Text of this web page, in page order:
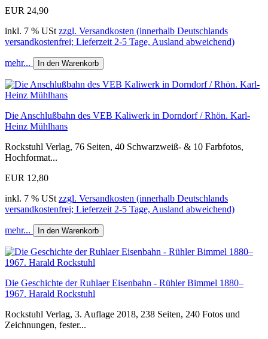
EUR 24,90
inkl. 7 % USt zzgl. Versandkosten (innerhalb Deutschlands
versandkostenfrei; Lieferzeit 2-5 Tage, Ausland abweichend)
mehr... In den Warenkorb
Die Anschlußbahn des VEB Kaliwerk in Dorndorf / Rhön. Karl-
Heinz Mühlhans
Rockstuhl Verlag, 76 Seiten, 40 Schwarzweiß- & 10 Farbfotos,
Hochformat...
EUR 12,80
inkl. 7 % USt zzgl. Versandkosten (innerhalb Deutschlands
versandkostenfrei; Lieferzeit 2-5 Tage, Ausland abweichend)
mehr... In den Warenkorb
Die Geschichte der Ruhlaer Eisenbahn - Rühler Bimmel 1880–
1967. Harald Rockstuhl
Rockstuhl Verlag, 3. Auflage 2018, 238 Seiten, 240 Fotos und
Zeichnungen, fester...